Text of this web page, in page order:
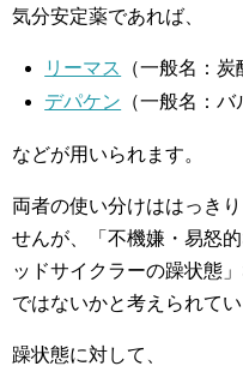
気分安定薬であれば、
リーマス
（一般名：炭
デパケン （一般名：
などが用いられます。
両者の使い分けははっき
せんが、「不機嫌・易怒
ッドサイクラーの躁状態
ではないかと考えられてい
躁状態に対して、